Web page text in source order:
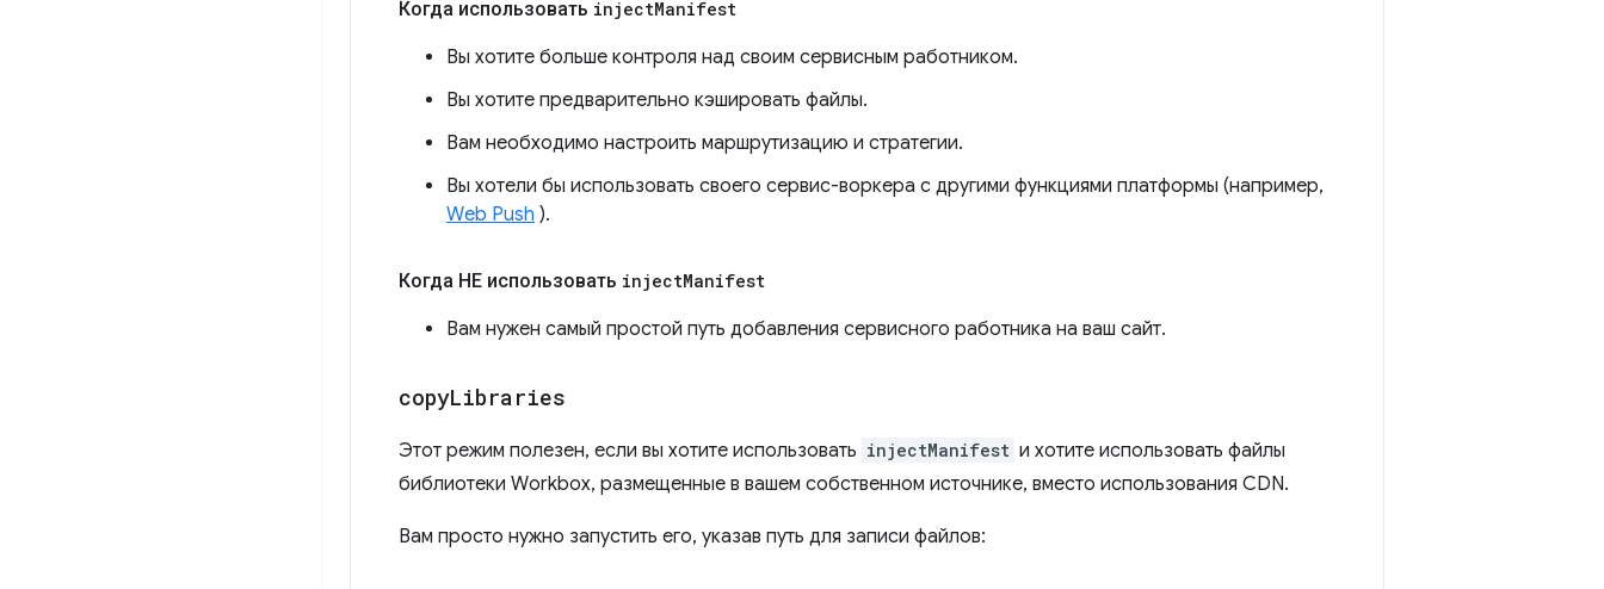
Когда использовать injectManifest
Вы хотите больше контроля над своим сервисным работником.
Вы хотите предварительно кэшировать файлы.
Вам необходимо настроить маршрутизацию и стратегии.
Вы хотели бы использовать своего сервис-воркера с другими функциями платформы (например,
Web Push ).
Когда НЕ использовать injectManifest
Вам нужен самый простой путь добавления сервисного работника на ваш сайт.
copyLibraries
Этот режим полезен, если вы хотите использовать injectManifest и хотите использовать файлы
библиотеки Workbox, размещенные в вашем собственном источнике, вместо использования CDN.
Вам просто нужно запустить его, указав путь для записи файлов: